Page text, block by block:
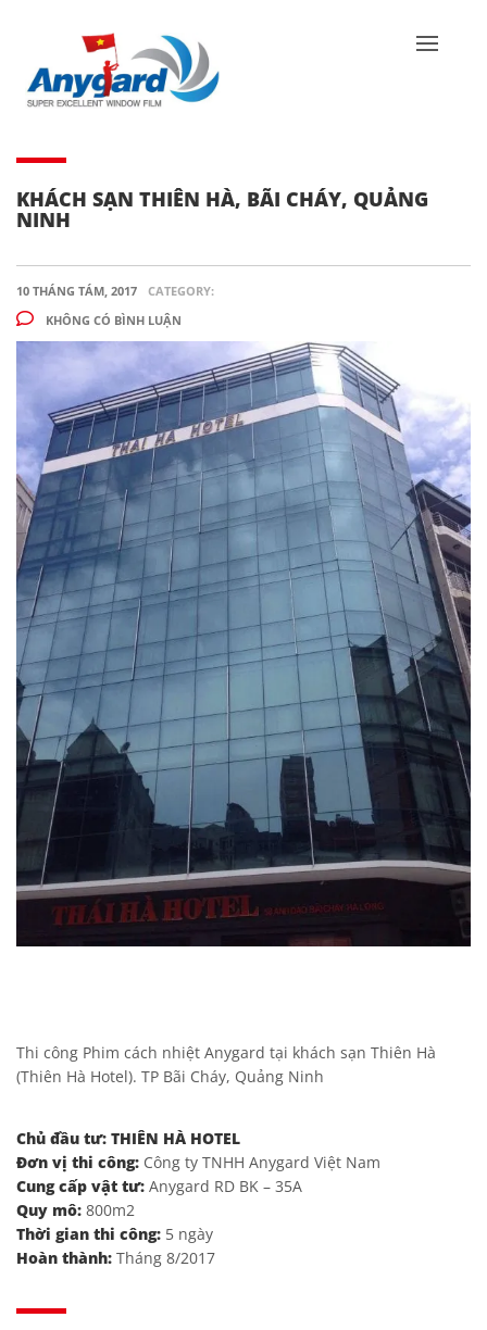
KHÁCH SẠN THIÊN HÀ, BÃI CHÁY, QUẢNG
NINH
10 THÁNG TÁM, 2017
CATEGORY:
KHÔNG CÓ BÌNH LUẬN
Thi công Phim cách nhiệt Anygard tại khách sạn Thiên Hà
(Thiên Hà Hotel). TP Bãi Cháy, Quảng Ninh
Chủ đầu tư: THIÊN HÀ HOTEL
Đơn vị thi công: Công ty TNHH Anygard Việt Nam
Cung cấp vật tư: Anygard RD BK – 35A
Quy mô: 800m2
Thời gian thi công: 5 ngày
Hoàn thành: Tháng 8/2017